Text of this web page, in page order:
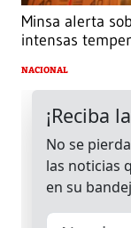
Minsa alerta
intensas
NACIONAL